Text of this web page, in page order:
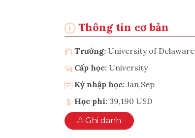
Thông tin cơ bản
Trường: University of Delaware
Cấp học: University
Kỳ nhập học: Jan,Sep
Học phí: 39,190 USD
Ghi danh